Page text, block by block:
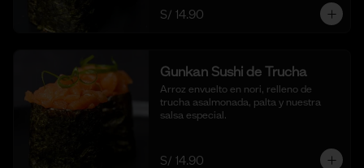
S/ 14.90
Gunkan Sushi de Trucha
Arroz envuelto en nori, relleno de
trucha asalmonada, palta y nuestra
salsa especial.
S/ 14.90